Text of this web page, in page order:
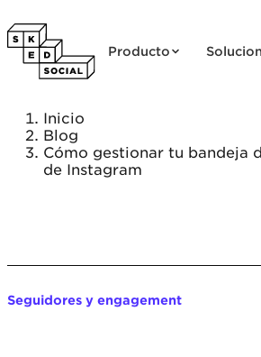
Producto
Inicio
Blog
Cómo gestionar tu bandeja
de Instagram
Seguidores y engagement